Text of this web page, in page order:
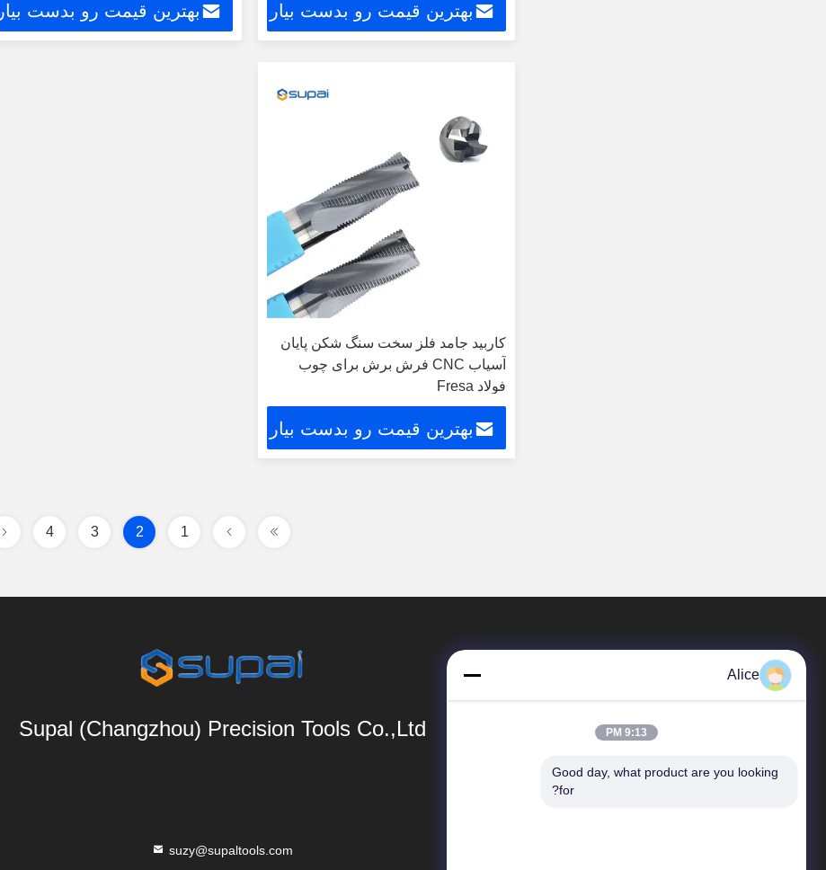
بهترین قیمت رو بدست بیار بهترین قیمت رو بدست بیار
کاربید جامد فلز سخت سنگ شکن پایان
آسیاب CNC فرش برش برای چوب
فولاد Fresa
بهترین قیمت رو بدست بیار
1
2
3
4
Supal (Changzhou) Precision Tools Co.,Ltd
محصولات
suzy@supaltools.com
Alice
9:13 PM
Good day, what product are you looking
for?